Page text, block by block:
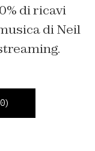
di ricavi
di Neil